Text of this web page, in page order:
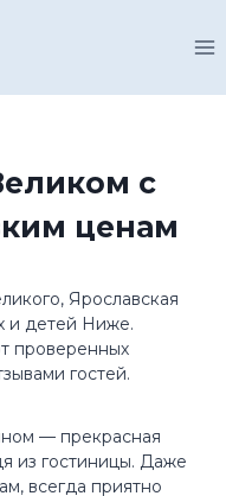
с
ценам
Ярославская
и детей Ниже.
проверенных
гостей.
— прекрасная
из гостиницы. Даже
всегда приятно